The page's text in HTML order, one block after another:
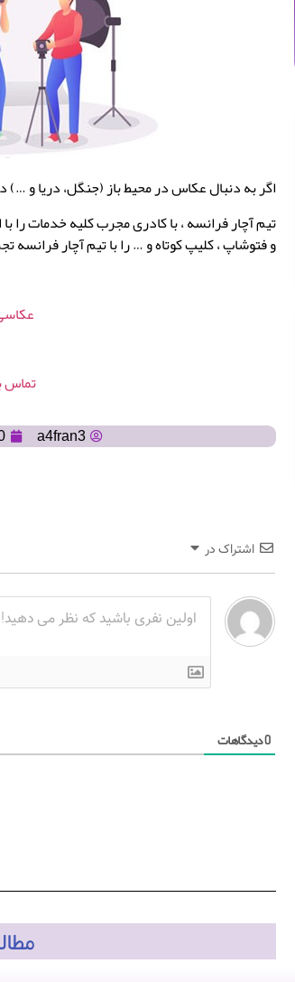
اگر به دنبال عکاس در محیط باز (جنگل، دریا و
تیم آچار فرانسه ، با کادری مجرب کلیه خدمات را
و فتوشاپ ، کلیپ کوتاه و … را با تیم آچار فرانسه
تماس
a4fran3
20
اشتراک در
0دیدگاهات